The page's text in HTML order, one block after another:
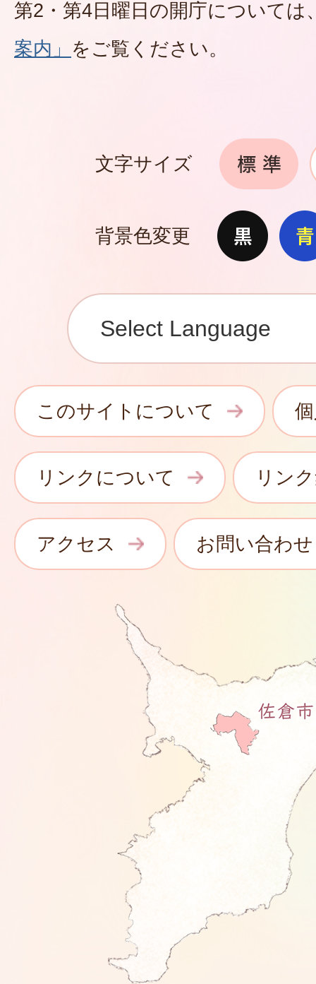
第2・第4日曜日の開庁については
案内」 をご覧ください。
文字サイズ
背景色変更
このサイトについて
リンクについて リン
アクセス お問い合わせ